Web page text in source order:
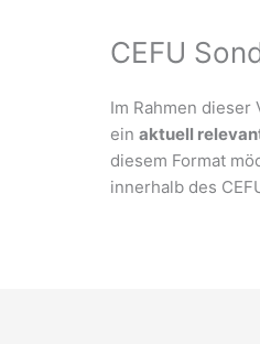
CEFU
Im Rahmen
einaktuell
diesem Format
innerhalb des